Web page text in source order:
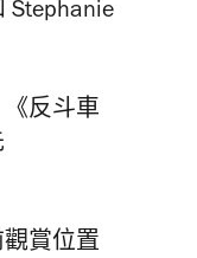
Stephanie
反斗車
賞位置